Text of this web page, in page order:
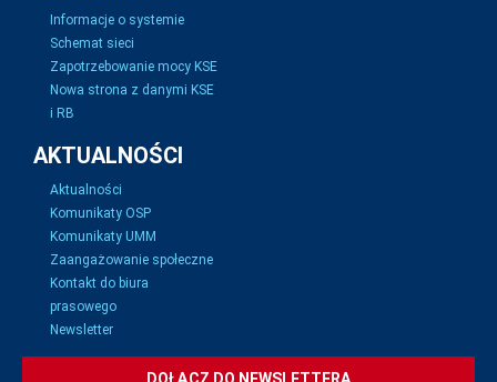
Informacje o systemie
Schemat sieci
Zapotrzebowanie mocy KSE
Nowa strona z danymi KSE
i RB
AKTUALNOŚCI
Aktualności
Komunikaty OSP
Komunikaty UMM
Zaangażowanie społeczne
Kontakt do biura
prasowego
Newsletter